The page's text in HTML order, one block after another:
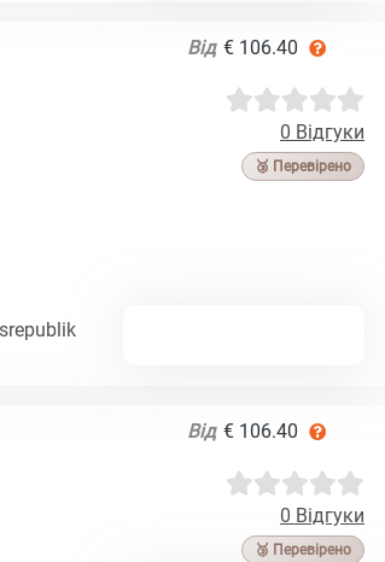
Від € 106.40
0 Відгуки
🥉 Перевірено
Від € 106.40
0 Відгуки
🥉 Перевірено